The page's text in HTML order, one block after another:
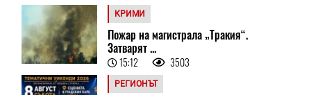
КРИМИ
Пожар на магистрала „Тракия“.
Затварят ...
15:12 3503
РЕГИОНЪТ